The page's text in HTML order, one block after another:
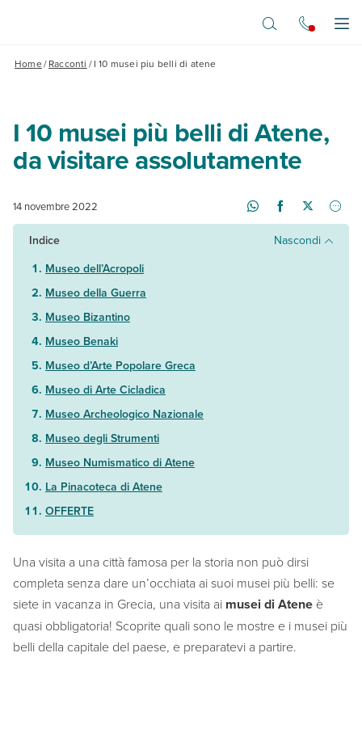
Home/Racconti /I 10 musei piu belli di atene
I 10 musei più belli di Atene,
da visitare assolutamente
14 novembre 2022
Indice
Nascondi
Museo dell’Acropoli
Museo della Guerra
Museo Bizantino
Museo Benaki
Museo d’Arte Popolare Greca
Museo di Arte Cicladica
Museo Archeologico Nazionale
Museo degli Strumenti
Museo Numismatico di Atene
La Pinacoteca di Atene
OFFERTE
Una visita a una città famosa per la storia non può dirsi
completa senza dare un’occhiata ai suoi musei più belli: se
siete in vacanza in Grecia, una visita ai musei di Atene è
quasi obbligatoria! Scoprite quali sono le mostre e i musei più
belli della capitale del paese, e preparatevi a partire.